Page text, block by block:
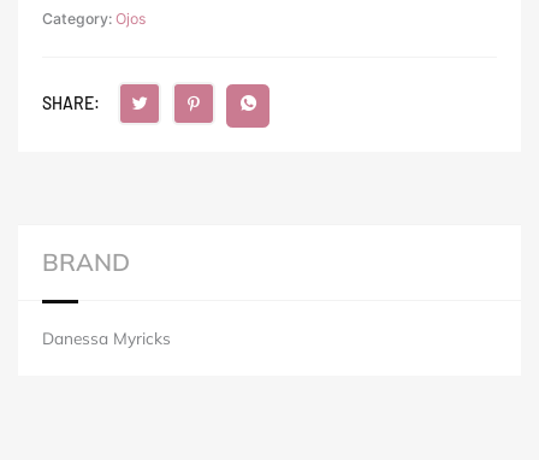
Category: Ojos
SHARE:
BRAND
Danessa Myricks